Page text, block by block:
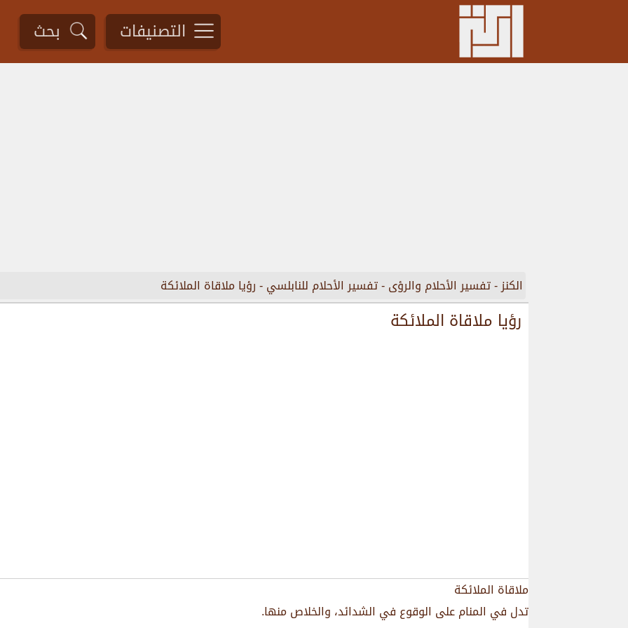
التصنيفات بحث
الكنز-تفسير الأحلام والرؤى-تفسير الأحلام للنابلسي-رؤيا ملاقاة الملائكة
رؤيا ملاقاة الملائكة
ملاقاة الملائكة
تدل في المنام على الوقوع في الشدائد، والخلاص منها.